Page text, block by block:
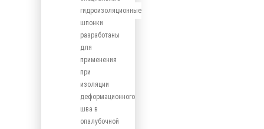
гидроизоляционные
шпонки
разработаны
для
применения
при
изоляции
деформационного
шва в
опалубочной